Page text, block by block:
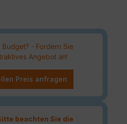
- Fordern Sie
Angebot an!
Preis anfragen
beachten Sie die